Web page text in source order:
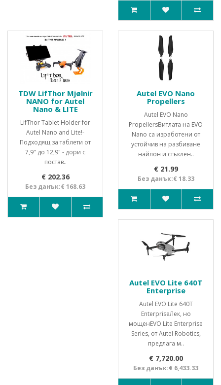
TDW LifThor Mjølnir
NANO for Autel
Nano & LITE
LifThor Tablet Holder for
Autel Nano and Lite!-
Подходящ за таблети от
7,9" до 12,9" - дори с
постав..
€ 202.36
Без данък:€ 168.63
Autel EVO Nano
Propellers
Autel EVO Nano
PropellersВитлата на EVO
Nano са изработени от
устойчив на разбиване
найлон и стъклен..
€ 21.99
Без данък:€ 18.33
Autel EVO Lite 640T
Enterprise
Autel EVO Lite 640T
EnterpriseЛек, но
мощенEVO Lite Enterprise
Series, от Autel Robotics,
предлага м..
€ 7,720.00
Без данък:€ 6,433.33